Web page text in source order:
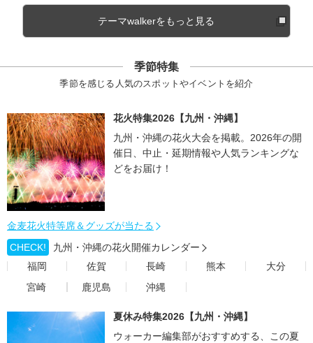
テーマwalkerをもっと見る
季節特集
季節を感じる人気のスポットやイベントを紹介
花火特集2026【九州・沖縄】
九州・沖縄の花火大会を掲載。2026年の開
催日、中止・延期情報や人気ランキングな
どをお届け！
金麦花火特等席＆グッズが当たる
CHECK!
九州・沖縄の花火開催カレンダー
福岡
佐賀 長崎 熊本
大分
宮崎
鹿児島 沖縄
夏休み特集2026【九州・沖縄】
ウォーカー編集部がおすすめする、この夏